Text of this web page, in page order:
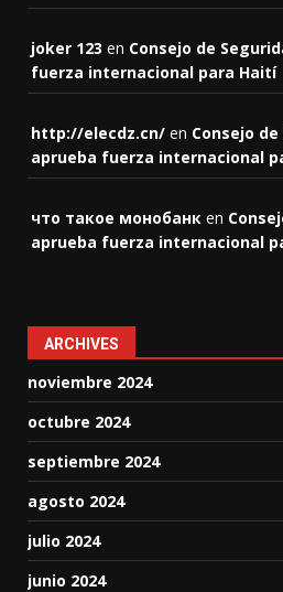
joker 123 en Consejo de
fuerza internacional para Haití
http://elecdz.cn/ en Consejo
aprueba fuerza internacional
что такое монобанк en
aprueba fuerza internacional
ARCHIVES
noviembre 2024
octubre 2024
septiembre 2024
agosto 2024
julio 2024
junio 2024